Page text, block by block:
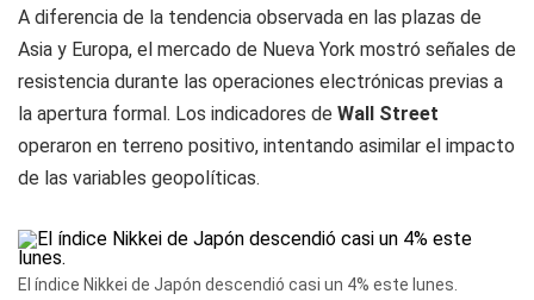
A diferencia de la tendencia observada en las plazas de
Asia y Europa, el mercado de Nueva York mostró señales de
resistencia durante las operaciones electrónicas previas a
la apertura formal. Los indicadores de Wall Street
operaron en terreno positivo, intentando asimilar el impacto
de las variables geopolíticas.
El índice Nikkei de Japón descendió casi un 4% este lunes.